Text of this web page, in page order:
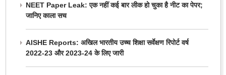
NEET Paper Leak: एक नहीं कई बार लीक हो चुका है नीट का पेपर;
जानिए काला सच
AISHE Reports: अखिल भारतीय उच्च शिक्षा सर्वेक्षण रिपोर्ट वर्ष
2022-23 और 2023-24 के लिए जारी